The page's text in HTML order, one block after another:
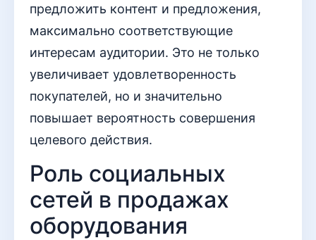
предложить контент и предложения,
максимально соответствующие
интересам аудитории. Это не только
увеличивает удовлетворенность
покупателей, но и значительно
повышает вероятность совершения
целевого действия.
Роль социальных
сетей в продажах
оборудования